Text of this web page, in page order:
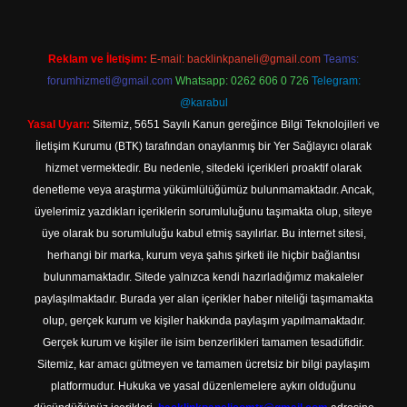
Reklam ve İletişim: E-mail: backlinkpaneli@gmail.com Teams:
forumhizmeti@gmail.com Whatsapp: 0262 606 0 726 Telegram:
@karabul
Yasal Uyarı: Sitemiz, 5651 Sayılı Kanun gereğince Bilgi Teknolojileri ve
İletişim Kurumu (BTK) tarafından onaylanmış bir Yer Sağlayıcı olarak
hizmet vermektedir. Bu nedenle, sitedeki içerikleri proaktif olarak
denetleme veya araştırma yükümlülüğümüz bulunmamaktadır. Ancak,
üyelerimiz yazdıkları içeriklerin sorumluluğunu taşımakta olup, siteye
üye olarak bu sorumluluğu kabul etmiş sayılırlar. Bu internet sitesi,
herhangi bir marka, kurum veya şahıs şirketi ile hiçbir bağlantısı
bulunmamaktadır. Sitede yalnızca kendi hazırladığımız makaleler
paylaşılmaktadır. Burada yer alan içerikler haber niteliği taşımamakta
olup, gerçek kurum ve kişiler hakkında paylaşım yapılmamaktadır.
Gerçek kurum ve kişiler ile isim benzerlikleri tamamen tesadüfidir.
Sitemiz, kar amacı gütmeyen ve tamamen ücretsiz bir bilgi paylaşım
platformudur. Hukuka ve yasal düzenlemelere aykırı olduğunu